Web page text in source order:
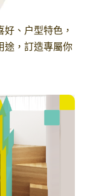
、户型特色，
途，訂造專屬你